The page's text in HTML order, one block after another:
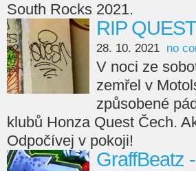
South Rocks 2021.
RIP QUEST
28. 10. 2021 no
V noci ze
zemřel v
způsobené
klubů Honza Quest Čech.
Odpočívej v pokoji!
GraffBeatz